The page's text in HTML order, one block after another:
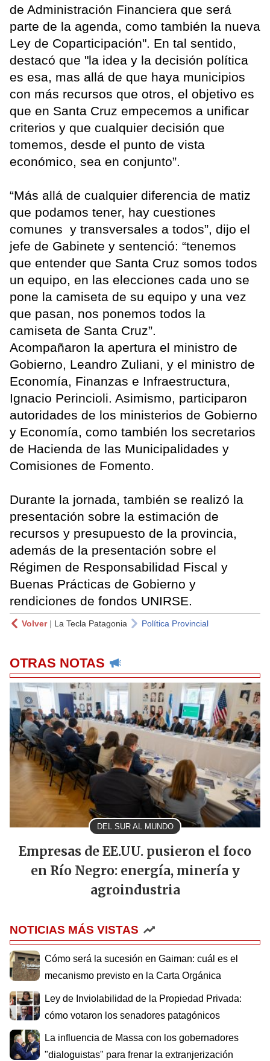
de Administración Financiera que será
parte de la agenda, como también la nueva
Ley de Coparticipación". En tal sentido,
destacó que "la idea y la decisión política
es esa, mas allá de que haya municipios
con más recursos que otros, el objetivo es
que en Santa Cruz empecemos a unificar
criterios y que cualquier decisión que
tomemos, desde el punto de vista
económico, sea en conjunto”.
“Más allá de cualquier diferencia de matiz
que podamos tener, hay cuestiones
comunes y transversales a todos”, dijo el
jefe de Gabinete y sentenció: “tenemos
que entender que Santa Cruz somos todos
un equipo, en las elecciones cada uno se
pone la camiseta de su equipo y una vez
que pasan, nos ponemos todos la
camiseta de Santa Cruz”.
Acompañaron la apertura el ministro de
Gobierno, Leandro Zuliani, y el ministro de
Economía, Finanzas e Infraestructura,
Ignacio Perincioli. Asimismo, participaron
autoridades de los ministerios de Gobierno
y Economía, como también los secretarios
de Hacienda de las Municipalidades y
Comisiones de Fomento.
Durante la jornada, también se realizó la
presentación sobre la estimación de
recursos y presupuesto de la provincia,
además de la presentación sobre el
Régimen de Responsabilidad Fiscal y
Buenas Prácticas de Gobierno y
rendiciones de fondos UNIRSE.
Volver| La Tecla Patagonia Política Provincial
OTRAS NOTAS
DEL SUR AL MUNDO
Empresas de EE.UU. pusieron el foco
en Río Negro: energía, minería y
agroindustria
NOTICIAS MÁS VISTAS
Cómo será la sucesión en Gaiman: cuál es el
mecanismo previsto en la Carta Orgánica
Ley de Inviolabilidad de la Propiedad Privada:
cómo votaron los senadores patagónicos
La influencia de Massa con los gobernadores
"dialoguistas" para frenar la extranjerización